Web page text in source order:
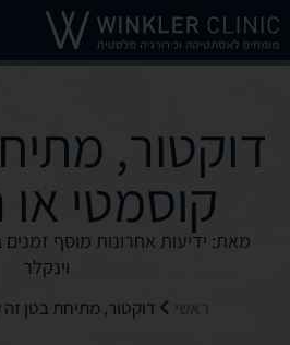
דוקטור,
קוסמטי או
מאת: ידיעות אחרונות מוסף זמנים
וינקלר
ראשי דוקטור, מתיחת בטן זה